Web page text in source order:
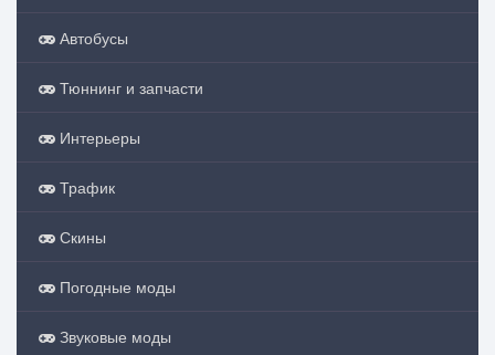
Автобусы
Тюннинг и запчасти
Интерьеры
Трафик
Скины
Погодные моды
Звуковые моды